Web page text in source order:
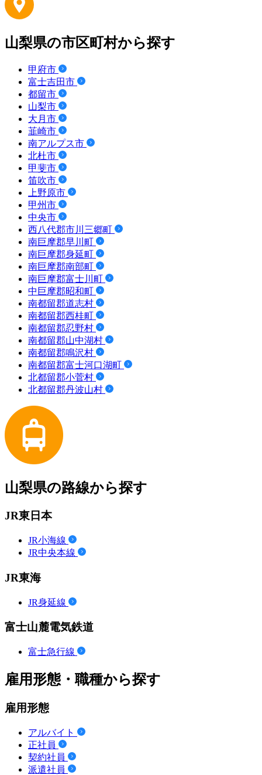
山梨県の市区町村から探す
甲府市
富士吉田市
都留市
山梨市
大月市
韮崎市
南アルプス市
北杜市
甲斐市
笛吹市
上野原市
甲州市
中央市
西八代郡市川三郷町
南巨摩郡早川町
南巨摩郡身延町
南巨摩郡南部町
南巨摩郡富士川町
中巨摩郡昭和町
南都留郡道志村
南都留郡西桂町
南都留郡忍野村
南都留郡山中湖村
南都留郡鳴沢村
南都留郡富士河口湖町
北都留郡小菅村
北都留郡丹波山村
山梨県の路線から探す
JR東日本
JR小海線
JR中央本線
JR東海
JR身延線
富士山麓電気鉄道
富士急行線
雇用形態・職種から探す
雇用形態
アルバイト
正社員
契約社員
派遣社員